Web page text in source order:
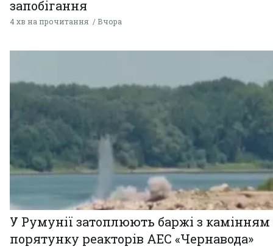
запобігання
4 хв на прочитання Вчора
У Румунії затоплюють баржі з
порятунку реакторів АЕС «Чернавода»